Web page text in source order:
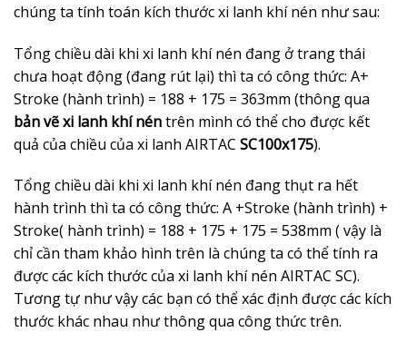
chúng ta tính toán kích thước xi lanh khí nén như sau:
Tổng chiều dài khi xi lanh khí nén đang ở trang thái
chưa hoạt động (đang rút lại) thì ta có công thức: A+
Stroke (hành trình) = 188 + 175 = 363mm (thông qua
bảnvẽ xi lanh khí néntrên mình có thể cho được kết
quả của chiều của xi lanh AIRTAC SC100x175).
Tổng chiều dài khi xi lanh khí nén đang thụt ra hết
hành trình thì ta có công thức: A +Stroke (hành trình) +
Stroke( hành trình) = 188 + 175 + 175 = 538mm ( vậy là
chỉ cần tham khảo hình trên là chúng ta có thể tính ra
được các kích thước của xi lanh khí nén AIRTAC SC).
Tương tự như vậy các bạn có thể xác định được các kích
thước khác nhau như thông qua công thức trên.